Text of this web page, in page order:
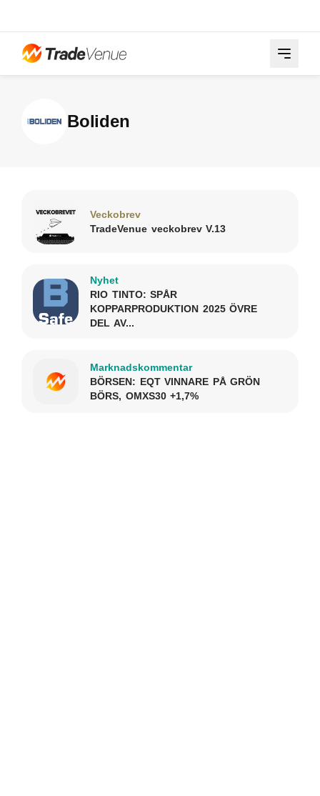
Boliden
Veckobrev
TradeVenue veckobrev V.13
Nyhet
RIO TINTO: SPÅR
KOPPARPRODUKTION 2025 ÖVRE
DEL AV...
Marknadskommentar
BÖRSEN: EQT VINNARE PÅ GRÖN
BÖRS, OMXS30 +1,7%